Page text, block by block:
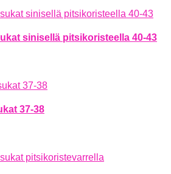
sinisellä pitsikoristeella 40-43
37-38